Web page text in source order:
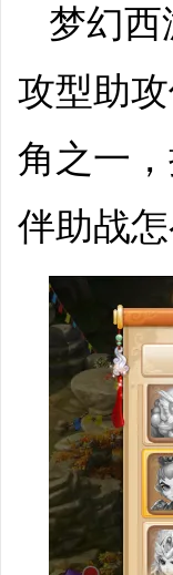
梦幻
攻型助
角之一
伴助战